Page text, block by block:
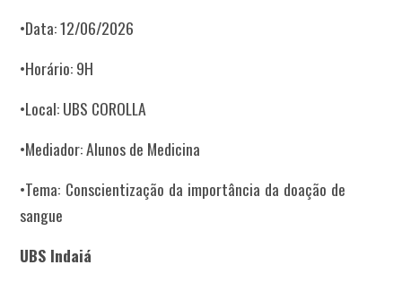
•Data: 12/06/2026
•Horário: 9H
•Local: UBS COROLLA
•Mediador: Alunos de Medicina
•Tema: Conscientização da importância da doação de
sangue
UBS Indaiá